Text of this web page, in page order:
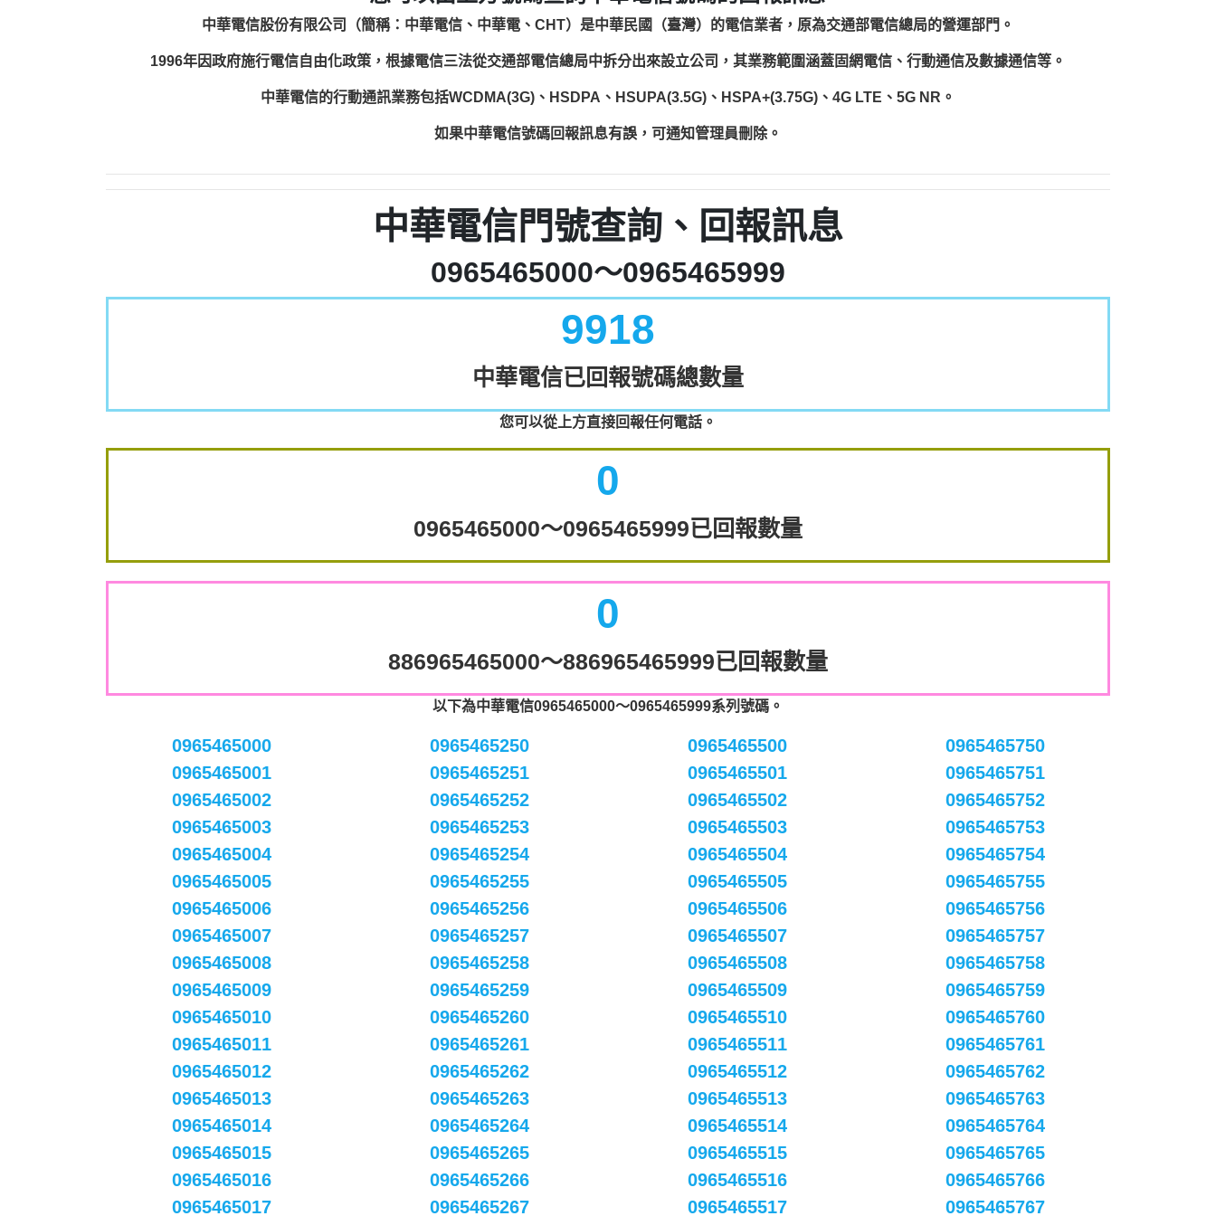
中華電信股份有限公司（簡稱：中華電信、中華電、CHT）是中華民國（臺灣）的電信業者，原為交通部電信總局的營運部門。
1996年因政府施行電信自由化政策，根據電信三法從交通部電信總局中拆分出來設立公司，其業務範圍涵蓋固網電信、行動通信及數據通信等。
中華電信的行動通訊業務包括WCDMA(3G)、HSDPA、HSUPA(3.5G)、HSPA+(3.75G)、4G LTE、5G NR。
如果中華電信號碼回報訊息有誤，可通知管理員刪除。
中華電信門號查詢、回報訊息
0965465000～0965465999
9918
中華電信已回報號碼總數量
您可以從上方直接回報任何電話。
0
0965465000～0965465999已回報數量
0
886965465000～886965465999已回報數量
以下為中華電信0965465000～0965465999系列號碼。
0965465000
0965465001
0965465002
0965465003
0965465004
0965465005
0965465006
0965465007
0965465008
0965465009
0965465010
0965465011
0965465012
0965465013
0965465014
0965465015
0965465016
0965465017
0965465250
0965465251
0965465252
0965465253
0965465254
0965465255
0965465256
0965465257
0965465258
0965465259
0965465260
0965465261
0965465262
0965465263
0965465264
0965465265
0965465266
0965465267
0965465500
0965465501
0965465502
0965465503
0965465504
0965465505
0965465506
0965465507
0965465508
0965465509
0965465510
0965465511
0965465512
0965465513
0965465514
0965465515
0965465516
0965465517
0965465750
0965465751
0965465752
0965465753
0965465754
0965465755
0965465756
0965465757
0965465758
0965465759
0965465760
0965465761
0965465762
0965465763
0965465764
0965465765
0965465766
0965465767